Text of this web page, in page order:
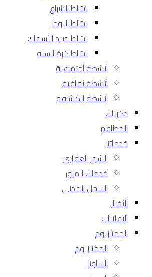
نشاط الشراع
نشاط اليوجا
نشاط صيد الأسماك
نشاط كرة السله
أنشطة أجتماعية
أنشطة ثقافية
أنشطة الكشافة
ذكريات
المطاعم
خدماتنا
الشهر العقارى
خدمات المرور
السجل المدنى
الأخبار
الأعلانات
الجمنازيوم
الجمنازيوم
الساونا